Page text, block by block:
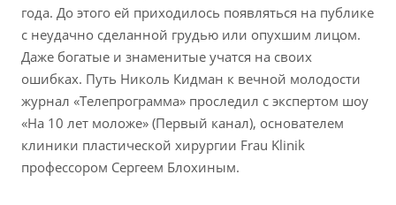
года. До этого ей приходилось появляться на публике
с неудачно сделанной грудью или опухшим лицом.
Даже богатые и знаменитые учатся на своих
ошибках. Путь Николь Кидман к вечной молодости
журнал «Телепрограмма» проследил с экспертом шоу
«На 10 лет моложе» (Первый канал), основателем
клиники пластической хирургии Frau Klinik
профессором Сергеем Блохиным.